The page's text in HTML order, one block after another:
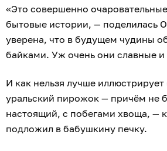
«Это совершенно
бытовые истории, — поделилась
уверена, что в будущем чудины
байками. Уж очень они славные
И как нельзя лучше
уральский пирожок — причём не
настоящий, с побегами хвоща, —
подложил в бабушкину печку.